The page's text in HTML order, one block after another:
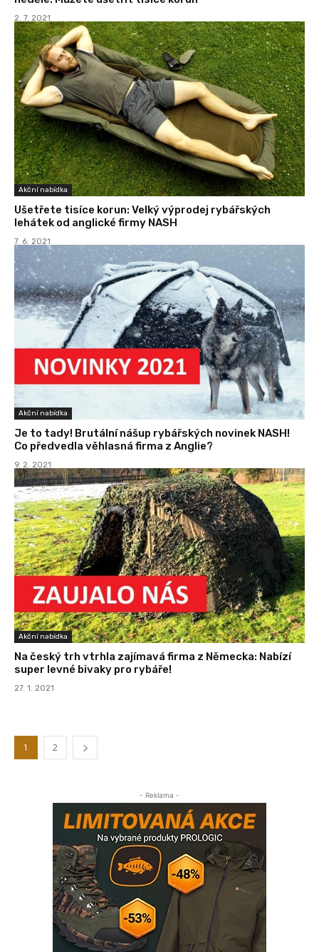
2. 7. 2021
Akční nabídka
Ušetřete tisíce korun: Velký výprodej rybářských
lehátek od anglické firmy NASH
7. 6. 2021
Akční nabídka
Je to tady! Brutální nášup rybářských novinek NASH!
Co předvedla věhlasná firma z Anglie?
9. 2. 2021
Akční nabídka
Na český trh vtrhla zajímavá firma z Německa: Nabízí
super levné bivaky pro rybáře!
27. 1. 2021
1 2
- Reklama -